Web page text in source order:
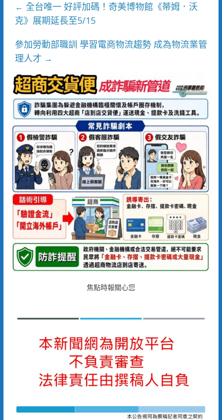
← 全台唯一 好評加碼！奇美博物館《蒂姆．沃
克》展期延長至5/15
參加勞動部職訓 學習電商物流趨勢 成為物流業管
理人才 →
焦點時報關心您